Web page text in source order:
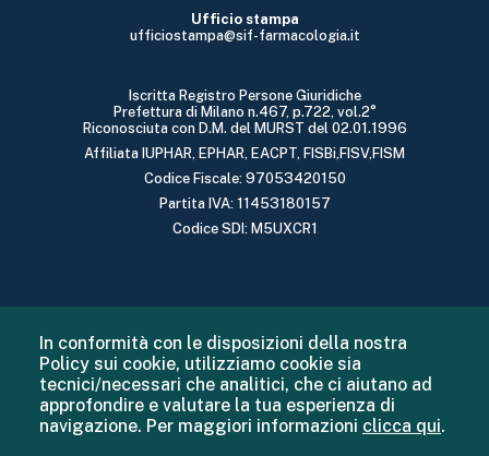
Ufficio stampa
ufficiostampa@sif-farmacologia.it
Iscritta Registro Persone Giuridiche
Prefettura di Milano n.467, p.722, vol.2°
Riconosciuta con D.M. del MURST del 02.01.1996
Affiliata IUPHAR, EPHAR, EACPT, FISBi,FISV,FISM
Codice Fiscale: 97053420150
Partita IVA: 11453180157
Codice SDI: M5UXCR1
In conformità con le disposizioni della nostra
Policy sui cookie, utilizziamo cookie sia
tecnici/necessari che analitici, che ci aiutano ad
approfondire e valutare la tua esperienza di
navigazione. Per maggiori informazioni clicca qui.